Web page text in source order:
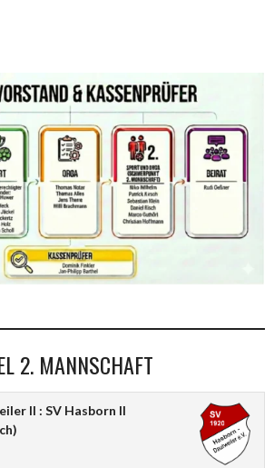
2. MANNSCHAFT
II : SV Hasborn II